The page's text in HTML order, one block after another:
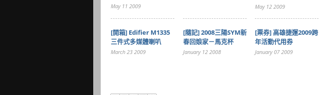
May 11 2009 May 12 2009
[開箱] Edifier M1335
三件式多媒體喇叭
March 23 2009
[隨記] 2008三陽SYM新
春回娘家－馬克杯
January 12 2008
[票券] 高雄捷運2009跨
年活動代用券
January 07 2009